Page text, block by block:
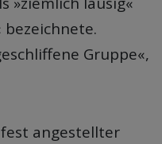
Gruppe«,
angestellter